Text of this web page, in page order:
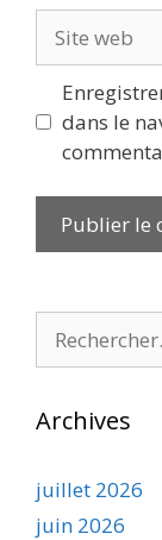
web
dans le
Archives
juillet 2026
juin 2026